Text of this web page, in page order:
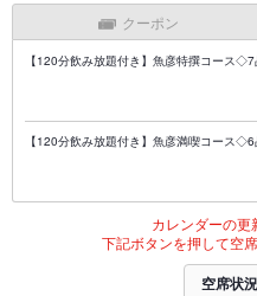
クーポン
【120分飲み放題付き】魚彦特撰コース
【120分飲み放題付き】魚彦満喫コース
カレンダーの更
下記ボタンを押して空
空席状